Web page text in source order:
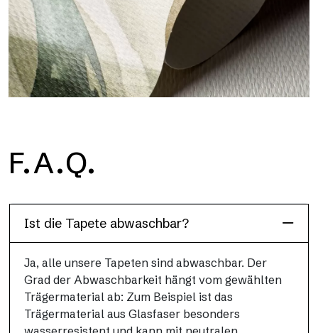
H2O ist die wasserdichte Glasfaser-Badezimmertapete, ideal
für Duschkabinen und feuchte Umgebungen, mit hoher
F.A.Q.
Ist die Tapete abwaschbar?
Ja, alle unsere Tapeten sind abwaschbar. Der
Grad der Abwaschbarkeit hängt vom gewählten
Trägermaterial ab: Zum Beispiel ist das
Trägermaterial aus Glasfaser besonders